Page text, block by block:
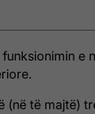
e
(në të majtë)